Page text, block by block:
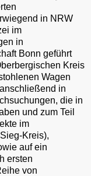
in NRW
im
in
Bonn geführt
Kreis
Wagen
in
die in
und zum Teil
im
Kreis),
auf ein
ersten
von